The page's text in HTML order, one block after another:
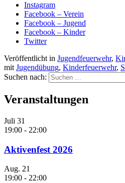
Instagram
Facebook – Verein
Facebook – Jugend
Facebook – Kinder
Twitter
Veröffentlicht in Jugendfeuerwehr,
mit Jugendübung, Kinderfeuerwehr,
Suchen nach:
Veranstaltungen
Juli 31
19:00 - 22:00
Aktivenfest 2026
Aug. 21
19:00 - 22:00